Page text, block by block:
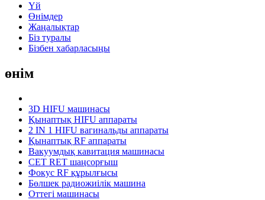
Үй
Өнімдер
Жаңалықтар
Біз туралы
Бізбен хабарласыңы
өнім
3D HIFU машинасы
Қынаптық HIFU аппараты
2 IN 1 HIFU вагинальды аппараты
Қынаптық RF аппараты
Вакуумдық кавитация машинасы
CET RET шаңсорғыш
Фокус RF құрылғысы
Бөлшек радиожиілік машина
Оттегі машинасы